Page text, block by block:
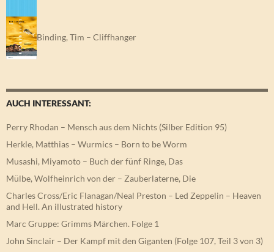
Binding, Tim – Cliffhanger
AUCH INTERESSANT:
Perry Rhodan – Mensch aus dem Nichts (Silber Edition 95)
Herkle, Matthias – Wurmics – Born to be Worm
Musashi, Miyamoto – Buch der fünf Ringe, Das
Mülbe, Wolfheinrich von der – Zauberlaterne, Die
Charles Cross/Eric Flanagan/Neal Preston – Led Zeppelin – Heaven
and Hell. An illustrated history
Marc Gruppe: Grimms Märchen. Folge 1
John Sinclair – Der Kampf mit den Giganten (Folge 107, Teil 3 von 3)